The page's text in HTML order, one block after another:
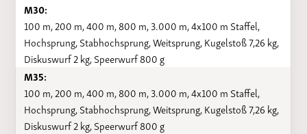
M30:
100 m, 200 m, 400 m, 800 m, 3.000 m, 4x100 m Staffel,
Hochsprung, Stabhochsprung, Weitsprung, Kugelstoß 7,26 kg,
Diskuswurf 2 kg, Speerwurf 800 g
M35:
100 m, 200 m, 400 m, 800 m, 3.000 m, 4x100 m Staffel,
Hochsprung, Stabhochsprung, Weitsprung, Kugelstoß 7,26 kg,
Diskuswurf 2 kg, Speerwurf 800 g